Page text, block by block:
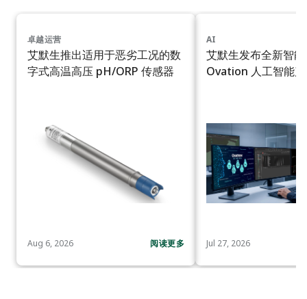
卓越运营
艾默生推出适用于恶劣工况的数
字式高温高压 pH/ORP 传感器
Aug 6, 2026 阅读更多
AI
艾默生发布全新智
Ovation 人工智能
Jul 27, 2026